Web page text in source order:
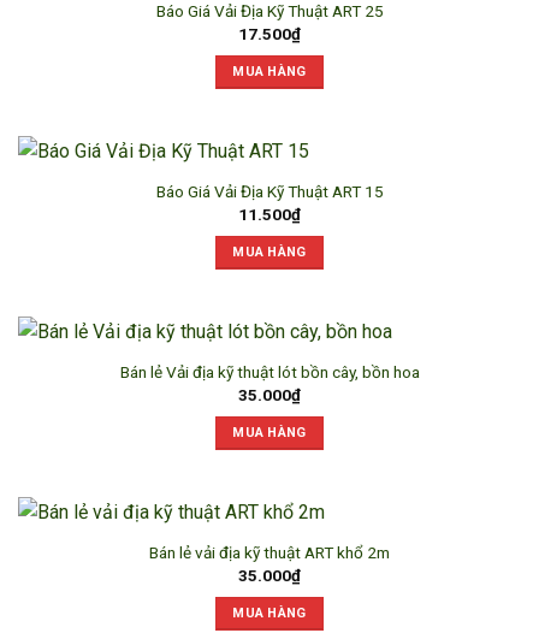
Báo Giá Vải Địa Kỹ Thuật ART 25
17.500₫
MUA HÀNG
Báo Giá Vải Địa Kỹ Thuật ART 15
11.500₫
MUA HÀNG
Bán lẻ Vải địa kỹ thuật lót bồn cây, bồn hoa
35.000₫
MUA HÀNG
Bán lẻ vải địa kỹ thuật ART khổ 2m
35.000₫
MUA HÀNG